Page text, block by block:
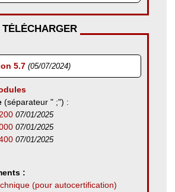
5.7 (05/07/2024)
(séparateur " ;") :
07/01/2025
07/01/2025
07/01/2025
:
(pour autocertification)